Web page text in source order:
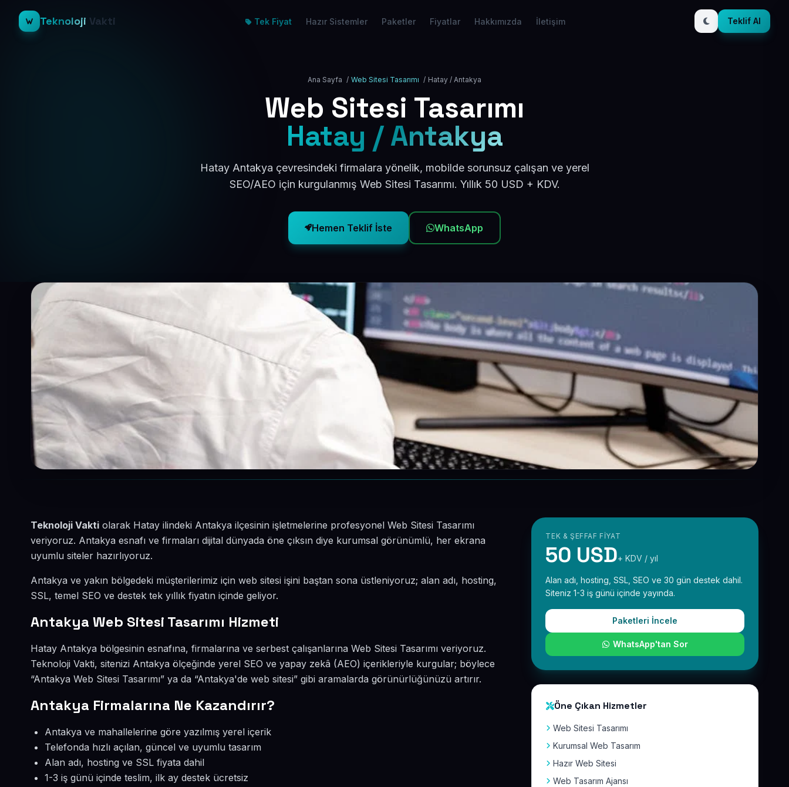
Teknoloji Vakti Tek Fiyat Hazır Sistemler Paketler Fiyatlar Hakkımızda İletişim Teklif Al
Ana Sayfa / Web Sitesi Tasarımı / Hatay / Antakya
Web Sitesi Tasarımı
Hatay / Antakya
Hatay Antakya çevresindeki firmalara yönelik, mobilde sorunsuz çalışan ve yerel
SEO/AEO için kurgulanmış Web Sitesi Tasarımı. Yıllık 50 USD + KDV.
Hemen Teklif İste WhatsApp
Teknoloji Vakti olarak Hatay ilindeki Antakya ilçesinin işletmelerine profesyonel Web Sitesi Tasarımı
veriyoruz. Antakya esnafı ve firmaları dijital dünyada öne çıksın diye kurumsal görünümlü, her ekrana
uyumlu siteler hazırlıyoruz.
Antakya ve yakın bölgedeki müşterilerimiz için web sitesi işini baştan sona üstleniyoruz; alan adı, hosting,
SSL, temel SEO ve destek tek yıllık fiyatın içinde geliyor.
Antakya Web Sitesi Tasarımı Hizmeti
Hatay Antakya bölgesinin esnafına, firmalarına ve serbest çalışanlarına Web Sitesi Tasarımı veriyoruz.
Teknoloji Vakti, sitenizi Antakya ölçeğinde yerel SEO ve yapay zekâ (AEO) içerikleriyle kurgular; böylece
“Antakya Web Sitesi Tasarımı” ya da “Antakya'de web sitesi” gibi aramalarda görünürlüğünüzü artırır.
Antakya Firmalarına Ne Kazandırır?
Antakya ve mahallelerine göre yazılmış yerel içerik
Telefonda hızlı açılan, güncel ve uyumlu tasarım
Alan adı, hosting ve SSL fiyata dahil
1-3 iş günü içinde teslim, ilk ay destek ücretsiz
TEK & ŞEFFAF FIYAT
50 USD+ KDV / yıl
Alan adı, hosting, SSL, SEO ve 30 gün destek dahil.
Siteniz 1-3 iş günü içinde yayında.
Paketleri İncele
WhatsApp'tan Sor
Öne Çıkan Hizmetler
Web Sitesi Tasarımı
Kurumsal Web Tasarım
Hazır Web Sitesi
Web Tasarım Ajansı